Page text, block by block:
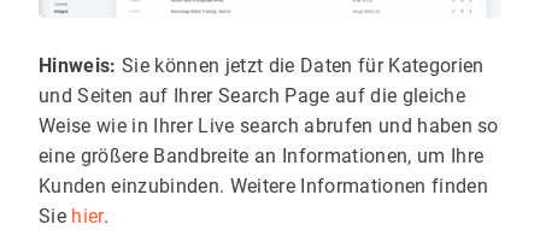
Hinweis: Sie können jetzt die Daten für Kategorien
und Seiten auf Ihrer Search Page auf die gleiche
Weise wie in Ihrer Live search abrufen und haben so
eine größere Bandbreite an Informationen, um Ihre
Kunden einzubinden. Weitere Informationen finden
Sie hier.